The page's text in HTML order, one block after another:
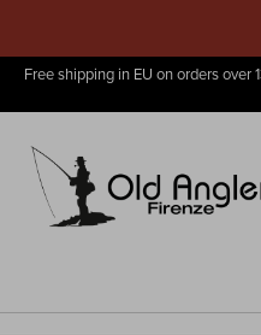
Free shipping in EU on orders